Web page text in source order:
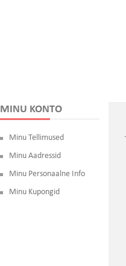
MINU KONTO
Minu Tellimused
Minu Aadressid
Minu Personaalne Info
Minu Kupongid